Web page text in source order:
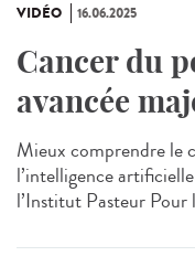
VIDÉO 16.06.2025
Cancer du
avancée
Mieux comprendre le
l’intelligence
l’Institut Pasteur